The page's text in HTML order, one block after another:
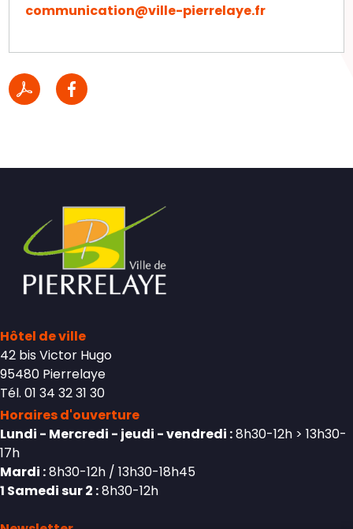
communication@ville-pierrelaye.fr
Hôtel de ville
42 bis Victor Hugo
95480 Pierrelaye
Tél. 01 34 32 31 30
Horaires d'ouverture
Lundi - Mercredi - jeudi - vendredi :8h30-12h > 13h30-
17h
Mardi :8h30-12h / 13h30-18h45
1 Samedi sur 2 :8h30-12h